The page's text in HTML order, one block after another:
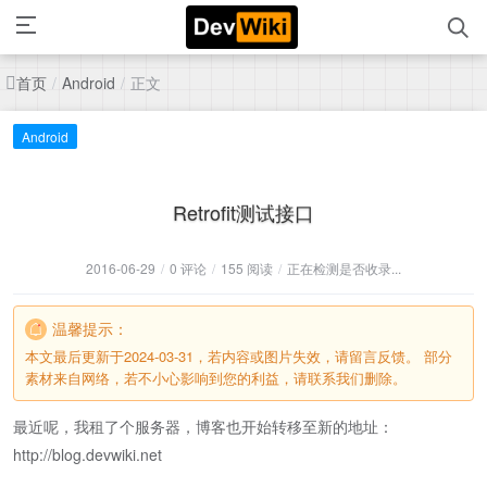
首页 / Android / 正文
Android
Retrofit测试接口
2016-06-29 / 0 评论 / 155 阅读 / 正在检测是否收录...
温馨提示：
本文最后更新于2024-03-31，若内容或图片失效，请留言反馈。 部分
素材来自网络，若不小心影响到您的利益，请联系我们删除。
最近呢，我租了个服务器，博客也开始转移至新的地址：
http://blog.devwiki.net